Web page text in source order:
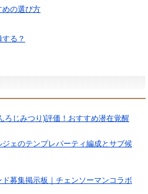
めの選び方
る？
ろじみつり)評価！おすすめ潜在覚醒
ジェのテンプレパーティ編成とサブ候
ド募集掲示板｜チェンソーマンコラボ